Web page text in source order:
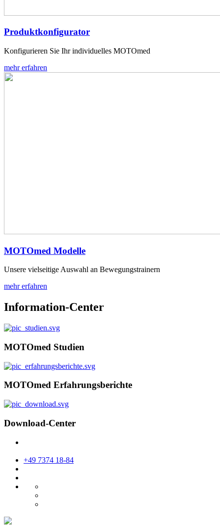
Produktkonfigurator
Konfigurieren Sie Ihr individuelles MOTOmed
mehr erfahren
MOTOmed Modelle
Unsere vielseitige Auswahl an Bewegungstrainern
mehr erfahren
Information-Center
MOTOmed Studien
MOTOmed Erfahrungsberichte
Download-Center
+49 7374 18-84